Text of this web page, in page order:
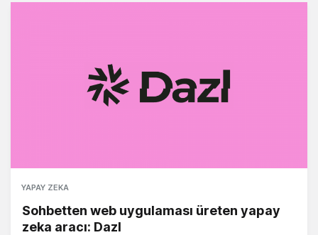
YAPAY ZEKA
Sohbetten web uygulaması üreten yapay
zeka aracı: Dazl